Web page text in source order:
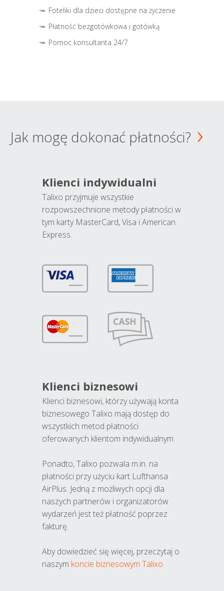
Foteliki dla dzieci dostępne na życzenie
Płatność bezgotówkowa i gotówką
Pomoc konsultanta 24/7
Jak mogę dokonać płatności?
Klienci indywidualni
Talixo przyjmuje wszystkie
rozpowszechnione metody płatności w
tym karty MasterCard, Visa i American
Express.
Klienci biznesowi
Klienci biznesowi, którzy używają konta
biznesowego Talixo mają dostęp do
wszystkich metod płatności
oferowanych klientom indywidualnym.
Ponadto, Talixo pozwala m.in. na
płatności przy użyciu kart Lufthansa
AirPlus. Jedną z możliwych opcji dla
naszych partnerów i organizatorów
wydarzeń jest też płatność poprzez
fakturę.
Aby dowiedzieć się więcej, przeczytaj o
naszym koncie biznesowym Talixo